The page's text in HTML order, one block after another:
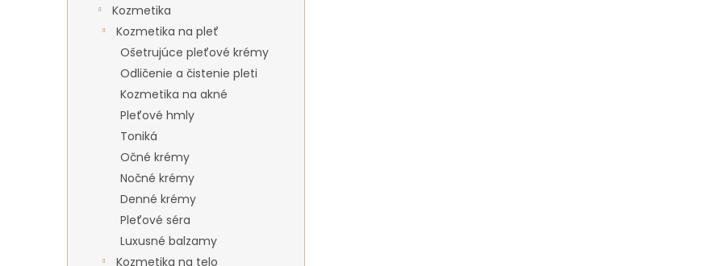
Kozmetika
Kozmetika na pleť
Ošetrujúce pleťové krémy
Odličenie a čistenie pleti
Kozmetika na akné
Pleťové hmly
Toniká
Očné krémy
Nočné krémy
Denné krémy
Pleťové séra
Luxusné balzamy
Kozmetika na telo